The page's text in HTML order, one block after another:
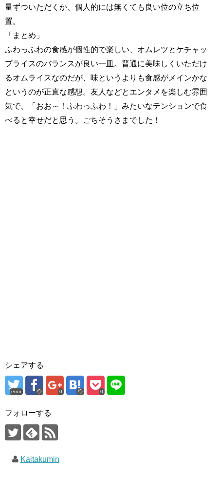
量ずついただくか、個人的には無くても良い位の立ち位
置。
「まとめ」
ふわっふわの食感が個性的で楽しい、オムレツとケチャッ
プライスのバランスが良い一皿。普通に美味しくいただけ
るオムライスなのだが、味というよりも食感がメインかな
というのが正直な感想。友人などとエンタメを楽しむ雰囲
気で、「おお～！ふわっふわ！」みたいなテンションで食
べると幸せだと思う。ごちそうさまでした！
シェアする
error 0 0
フォローする
Kaitakumin